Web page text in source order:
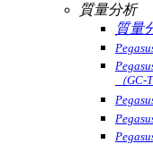
質量分析
質量
（GC-